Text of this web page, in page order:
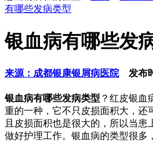
有哪些发病类型
银血病有哪些发
来源：成都银康银屑病医院发布时
银血病有哪些发病类型 ？红皮银血
重的一种，它不只皮损面积大，还
且皮损面积也是很大的，所以当患
做好护理工作。银血病的类型很多